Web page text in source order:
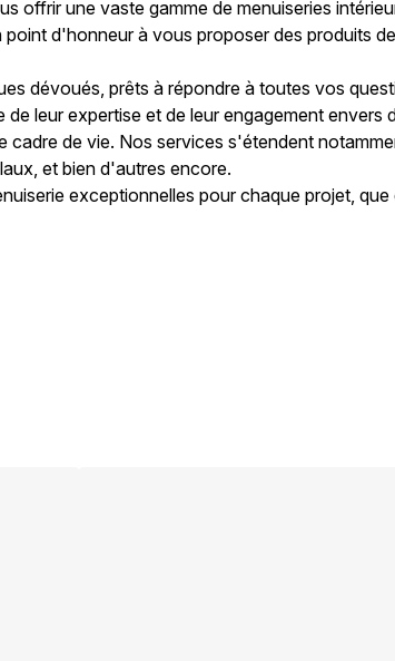
offrir une vaste gamme de menuiseries
d'honneur à vous proposer des produits
dévoués, prêts à répondre à toutes vos
leur expertise et de leur engagement envers
de vie. Nos services s'étendent
et bien d'autres encore.
exceptionnelles pour chaque projet,